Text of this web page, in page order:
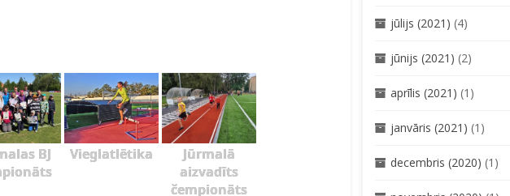
BJ
Vieglatlētika
Jūrmalā
aizvadīts
čempionāts
jūlijs (2021) (4)
jūnijs (2021) (2)
aprīlis (2021) (1)
janvāris (2021) (1)
decembris (2020) (1)